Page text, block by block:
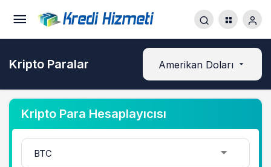
Kripto Paralar Amerikan Doları
Kripto Para Hesaplayıcısı